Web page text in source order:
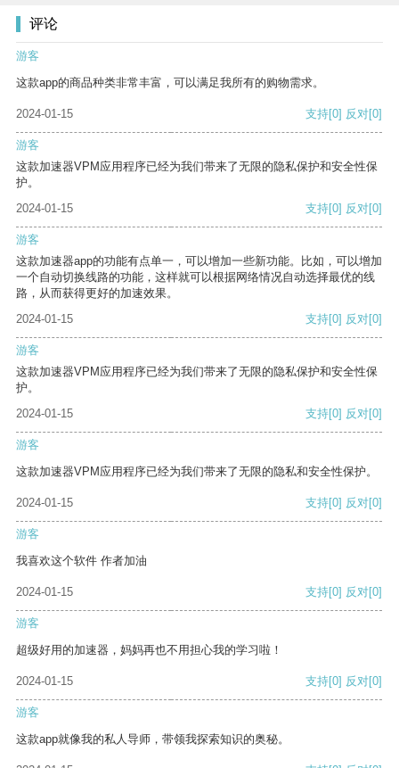
评论
游客
这款app的商品种类非常丰富，可以满足我所有的购物需求。
2024-01-15 支持[0] 反对[0]
游客
这款加速器VPM应用程序已经为我们带来了无限的隐私保护和安全性保
护。
2024-01-15
支持[0] 反对[0]
游客
这款加速器app的功能有点单一，可以增加一些新功能。比如，可以增加
一个自动切换线路的功能，这样就可以根据网络情况自动选择最优的线
路，从而获得更好的加速效果。
2024-01-15
支持[0] 反对[0]
游客
这款加速器VPM应用程序已经为我们带来了无限的隐私保护和安全性保
护。
2024-01-15
支持[0] 反对[0]
游客
这款加速器VPM应用程序已经为我们带来了无限的隐私和安全性保护。
2024-01-15 支持[0] 反对[0]
游客
我喜欢这个软件 作者加油
2024-01-15 支持[0] 反对[0]
游客
超级好用的加速器，妈妈再也不用担心我的学习啦！
2024-01-15 支持[0] 反对[0]
游客
这款app就像我的私人导师，带领我探索知识的奥秘。